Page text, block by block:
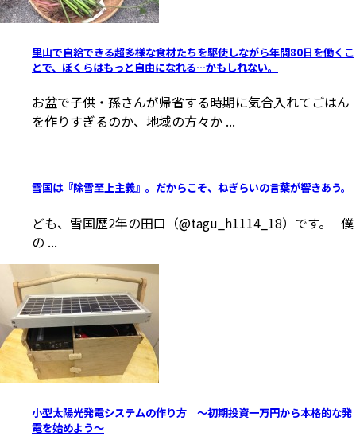
里山で自給できる超多様な食材たちを駆使しながら年間80日を働くこ
とで、ぼくらはもっと自由になれる…かもしれない。
お盆で子供・孫さんが帰省する時期に気合入れてごはん
を作りすぎるのか、地域の方々か ...
雪国は『除雪至上主義』。だからこそ、ねぎらいの言葉が響きあう。
ども、雪国歴2年の田口（@tagu_h1114_18）です。 僕
の ...
小型太陽光発電システムの作り方 ～初期投資一万円から本格的な発
電を始めよう～